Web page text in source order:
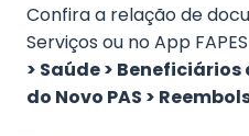
Confira a relação de
Serviços ou no App
> Saúde >
do Novo PAS >